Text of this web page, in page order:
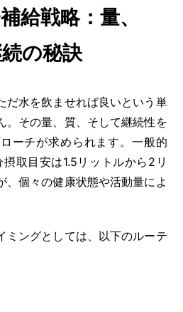
給戦略：量、
の秘訣
だ水を飲ませれば良いという単
。その量、質、そして継続性を
ーチが求められます。一般的
取目安は1.5リットルから2リ
、個々の健康状態や活動量によ
ミングとしては、以下のルーテ